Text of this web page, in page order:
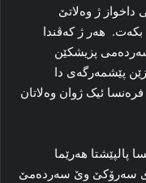
ژ وەلاتێ
بکەت. هەر ژ کەڤندا
پزیشکێن
پێشمەرگەی دا
ئیک ژوان وەلاتان
پالپێشتا هەرێما
سەرۆکێ وێ سەردەمێ